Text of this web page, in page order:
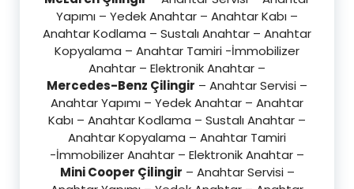
Yapımı – Yedek Anahtar – Anahtar Kabı –
Anahtar Kodlama – Sustalı Anahtar – Anahtar
Kopyalama – Anahtar Tamiri -İmmobilizer
Anahtar – Elektronik Anahtar –
Mercedes-Benz Çilingir – Anahtar Servisi –
Anahtar Yapımı – Yedek Anahtar – Anahtar
Kabı – Anahtar Kodlama – Sustalı Anahtar –
Anahtar Kopyalama – Anahtar Tamiri
-İmmobilizer Anahtar – Elektronik Anahtar –
Mini Cooper Çilingir – Anahtar Servisi –